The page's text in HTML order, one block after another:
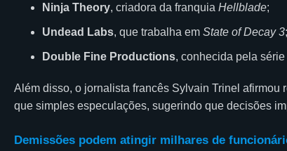
Ninja Theory, criadora da franquia Hellblade;
Undead Labs, que trabalha em State of Decay 3;
Double Fine Productions, conhecida pela série
Além disso, o jornalista francês Sylvain Trinel afirmou
que simples especulações, sugerindo que decisões
Demissões podem atingir milhares de